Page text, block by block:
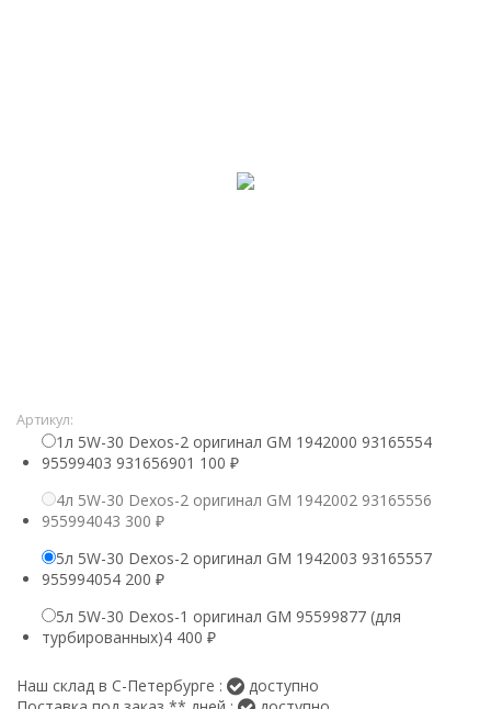
Артикул:
1л 5W-30 Dexos-2 оригинал GM 1942000 93165554
95599403​ 931656901 100 ₽
4л 5W-30 Dexos-2 оригинал GM 1942002 93165556
955994043 300 ₽
5л 5W-30 Dexos-2 оригинал GM 1942003 93165557
955994054 200 ₽
5л 5W-30 Dexos-1 оригинал GM 95599877 (для
турбированных)4 400 ₽
Наш склад в С-Петербурге :
доступно